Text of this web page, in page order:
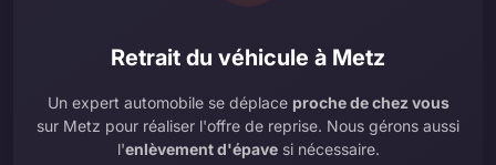
Retrait du véhicule à Metz
Un expert automobile se déplace proche de chez vous
sur Metz pour réaliser l'offre de reprise. Nous gérons aussi
l'enlèvement d'épavesi nécessaire.